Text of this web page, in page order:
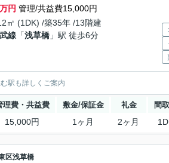
万円 管理/共益費15,000円
㎡ (1DK) /築35年 /13階建
線 「浅草橋 」駅 徒歩6分
駅も詳しくご案内
理費・共益費 敷金/保証金 礼金 間
15,000円 1ヶ月 2ヶ月
区浅草橋